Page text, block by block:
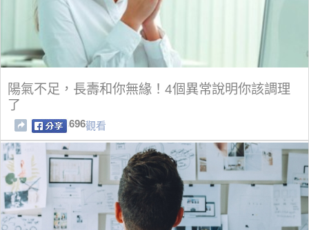
陽氣不足，長壽和你無緣！4個異常說明你該調理
了
696觀看